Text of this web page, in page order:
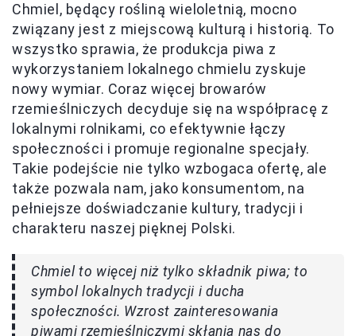
Chmiel, będący rośliną wieloletnią, mocno
związany jest z miejscową kulturą i historią. To
wszystko sprawia, że produkcja piwa z
wykorzystaniem lokalnego chmielu zyskuje
nowy wymiar. Coraz więcej browarów
rzemieślniczych decyduje się na współpracę z
lokalnymi rolnikami, co efektywnie łączy
społeczności i promuje regionalne specjały.
Takie podejście nie tylko wzbogaca ofertę, ale
także pozwala nam, jako konsumentom, na
pełniejsze doświadczanie kultury, tradycji i
charakteru naszej pięknej Polski.
Chmiel to więcej niż tylko składnik piwa; to
symbol lokalnych tradycji i ducha
społeczności. Wzrost zainteresowania
piwami rzemieślniczymi skłania nas do